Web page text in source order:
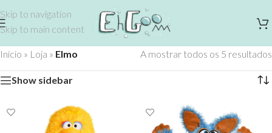
Skip to navigation
Skip to main content
Início » Loja » Elmo A mostrar todos os 5 resultados
Show sidebar